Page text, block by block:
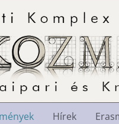
Hírek